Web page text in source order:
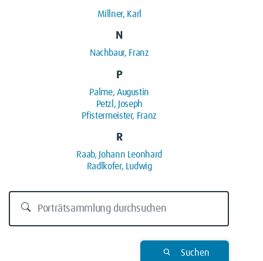
Millner, Karl
N
Nachbaur, Franz
P
Palme, Augustin
Petzl, Joseph
Pfistermeister, Franz
R
Raab, Johann Leonhard
Radlkofer, Ludwig
Suchen